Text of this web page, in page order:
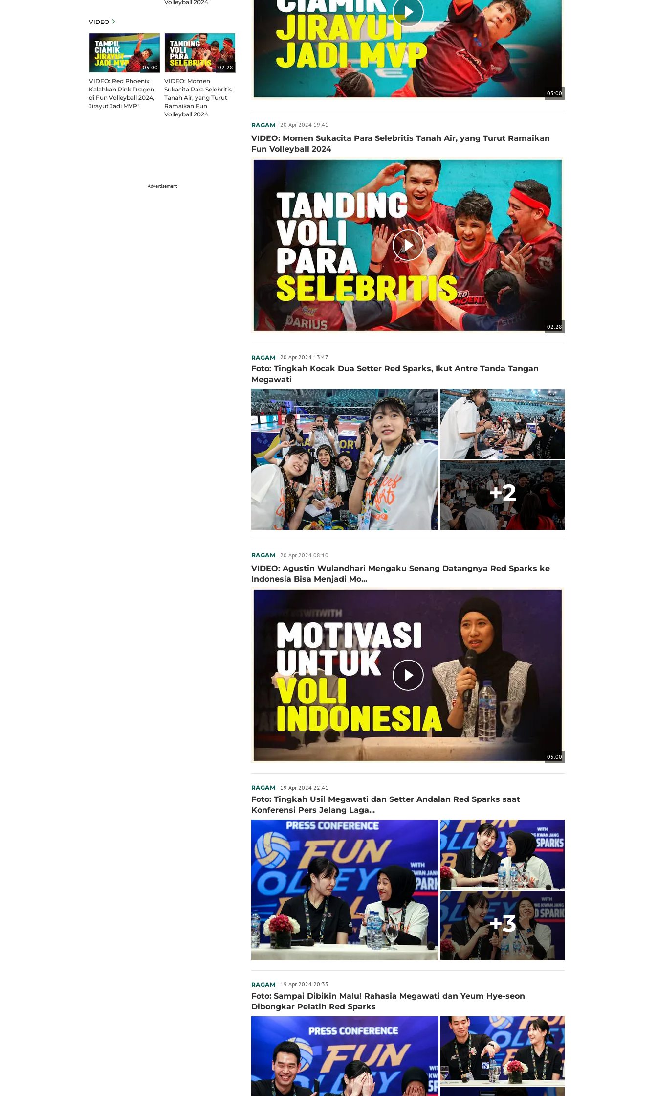
Volleyball 2024
VIDEO
05:00
VIDEO: Red Phoenix
Kalahkan Pink Dragon
di Fun Volleyball 2024,
Jirayut Jadi MVP!
02:28
VIDEO: Momen
Sukacita Para Selebritis
Tanah Air, yang Turut
Ramaikan Fun
Volleyball 2024
Advertisement
05:00
RAGAM 20 Apr 2024 19:41
VIDEO: Momen Sukacita Para Selebritis Tanah Air, yang Turut Ramaikan
Fun Volleyball 2024
02:28
RAGAM 20 Apr 2024 13:47
Foto: Tingkah Kocak Dua Setter Red Sparks, Ikut Antre Tanda Tangan
Megawati
+2
RAGAM 20 Apr 2024 08:10
VIDEO: Agustin Wulandhari Mengaku Senang Datangnya Red Sparks ke
Indonesia Bisa Menjadi Mo...
05:00
RAGAM 19 Apr 2024 22:41
Foto: Tingkah Usil Megawati dan Setter Andalan Red Sparks saat
Konferensi Pers Jelang Laga...
+3
RAGAM 19 Apr 2024 20:33
Foto: Sampai Dibikin Malu! Rahasia Megawati dan Yeum Hye-seon
Dibongkar Pelatih Red Sparks